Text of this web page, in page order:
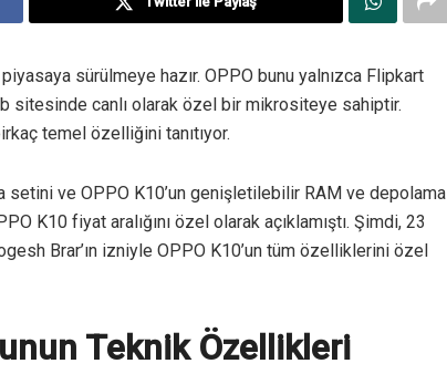
sürülmeye hazır. OPPO bunu yalnızca Flipkart
sitesinde canlı olarak özel bir mikrositeye sahiptir.
temel özelliğini tanıtıyor.
setini ve OPPO K10’un genişletilebilir RAM ve depolama
K10 fiyat aralığını özel olarak açıklamıştı. Şimdi, 23
Brar’ın izniyle OPPO K10’un tüm özelliklerini özel
Teknik Özellikleri